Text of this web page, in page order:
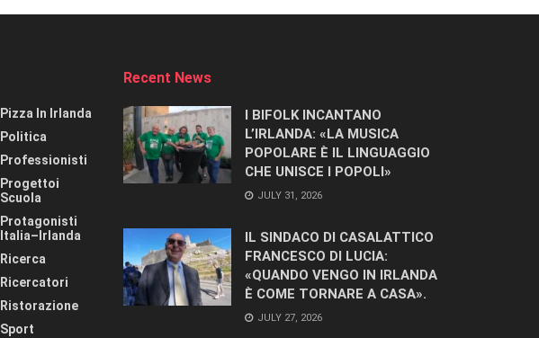
Pizza In Irlanda
Politica
Professionisti
Progettoi
Scuola
Protagonisti
Italia–Irlanda
Ricerca
Ricercatori
Ristorazione
Sport
Recent News
I BIFOLK INCANTANO
L’IRLANDA: «LA MUSICA
POPOLARE È IL LINGUAGGIO
CHE UNISCE I POPOLI»
JULY 31, 2026
IL SINDACO DI CASALATTICO
FRANCESCO DI LUCIA:
«QUANDO VENGO IN IRLANDA
È COME TORNARE A CASA».
JULY 27, 2026